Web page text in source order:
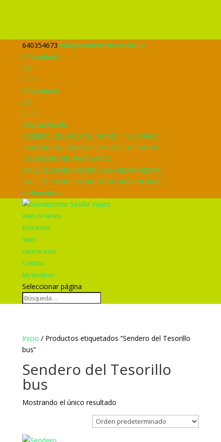
640354673 info@senderismosevilla.net
Facebook
X
RSS
Facebook
X
RSS
Eclipsia Sevilla
CAMINO DEL NORTE TRAMO II VIZCAINO
CANTABRIA, SENDERISMO VERDE Y AZUL
LO MEJOR DEL PAÍS VASCO
VIAJE DE SENDERISMO A LA SELVA NEGRA
VIAJE DE SENDERISMO A LAS MERINDADES
0 elementos
Viajes de Verano
Excursiones
Viajes
Hacerse socio
Contacto
Mis Senderos
Seleccionar página
Inicio / Productos etiquetados “Sendero del Tesorillo
bus”
Sendero del Tesorillo
bus
Mostrando el único resultado